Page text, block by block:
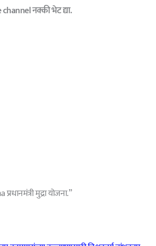
नक्की भेट द्या.
मुद्रा योजना.”